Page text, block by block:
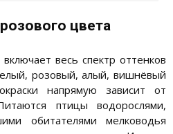
цвета
весь спектр оттенков
розовый, алый, вишнёвый
напрямую зависит от
птицы водорослями,
обитателями мелководья